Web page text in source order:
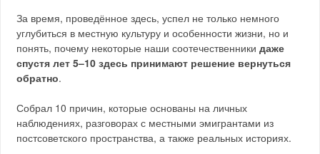
За время, проведённое здесь, успел не только немного
углубиться в местную культуру и особенности жизни, но и
понять, почему некоторые наши соотечественникидаже
спустя лет 5–10 здесь принимают решение вернуться
обратно.
Собрал 10 причин, которые основаны на личных
наблюдениях, разговорах с местными эмигрантами из
постсоветского пространства, а также реальных историях.